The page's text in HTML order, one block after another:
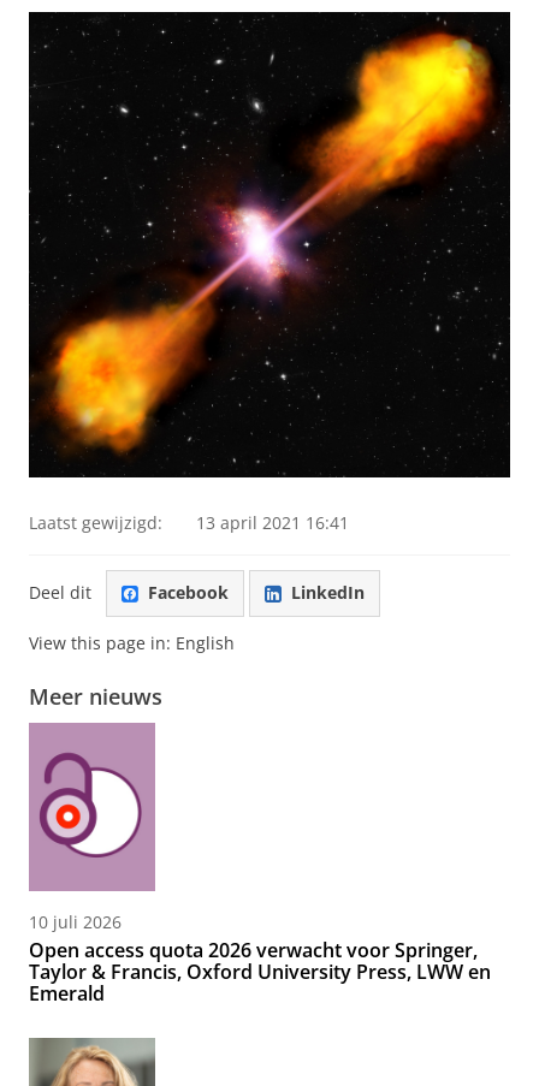
Laatst gewijzigd: 13 april 2021 16:41
Deel dit Facebook LinkedIn
View this page in: English
Meer nieuws
10 juli 2026
Open access quota 2026 verwacht voor Springer,
Taylor & Francis, Oxford University Press, LWW en
Emerald